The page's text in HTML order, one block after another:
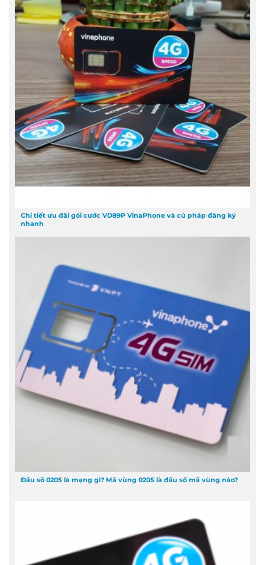
Chi tiết ưu đãi gói cước VD89P VinaPhone và cú pháp đăng ký
nhanh
Đầu số 0205 là mạng gì? Mã vùng 0205 là đầu số mã vùng nào?